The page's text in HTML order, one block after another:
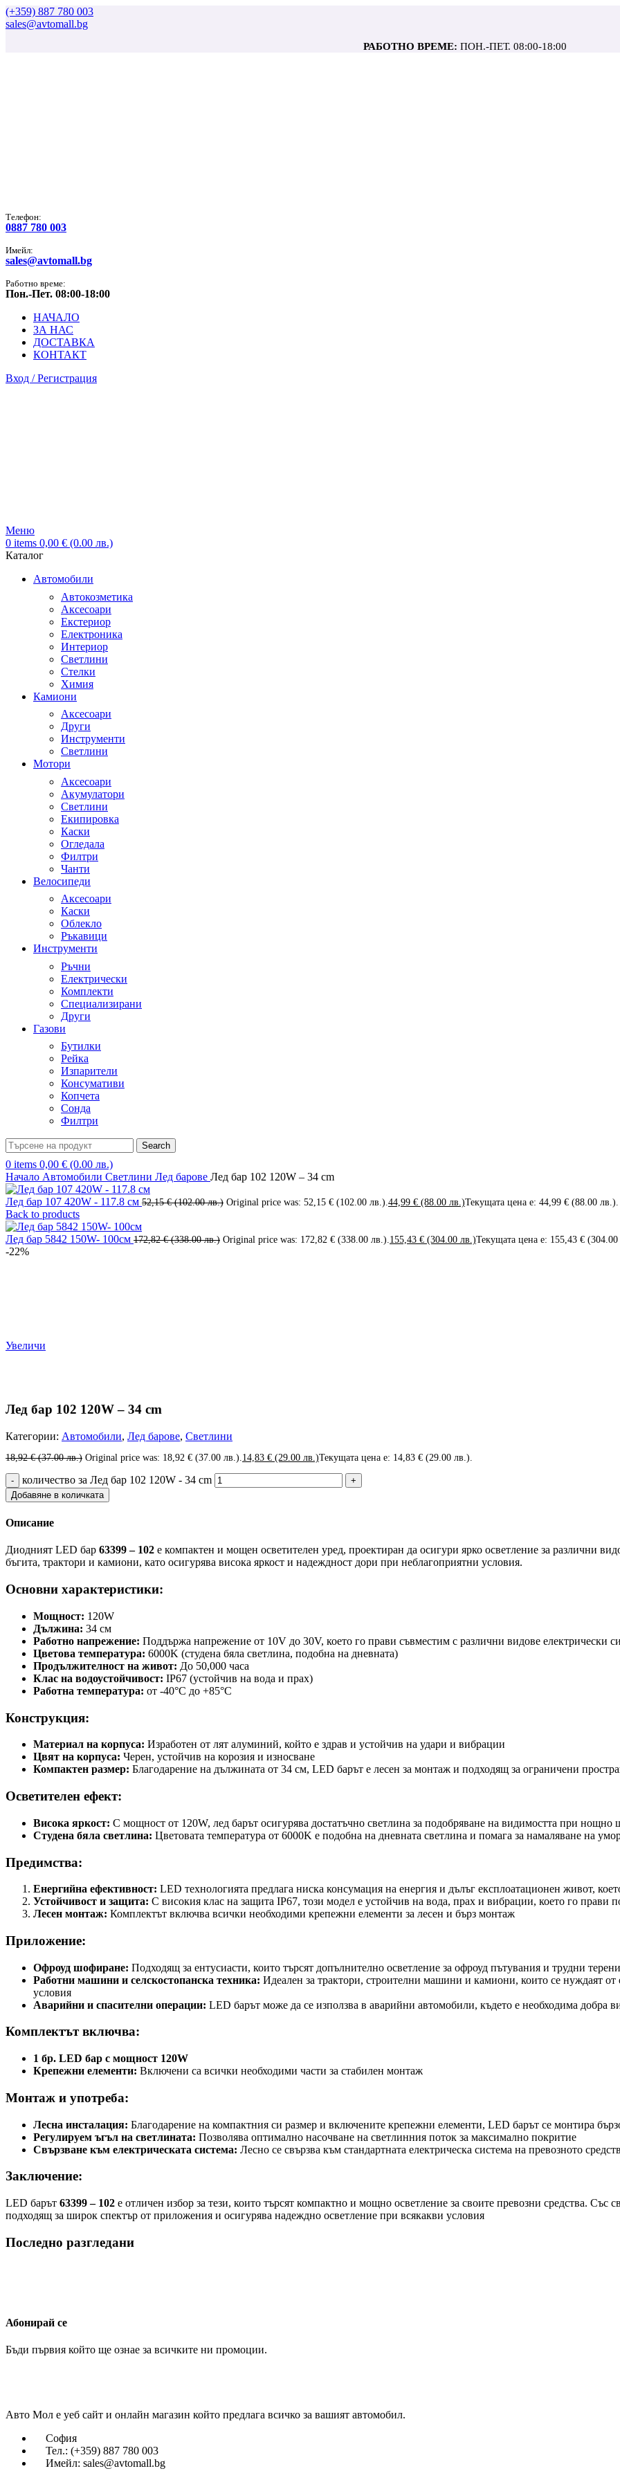
(+359) 887 780 003
sales@avtomall.bg
РАБОТНО ВРЕМЕ: ПОН.-ПЕТ. 08:00-18:00
Tелефон:
0887 780 003
Имейл:
sales@avtomall.bg
Работно време:
Пон.-Пет. 08:00-18:00
НАЧАЛО
ЗА НАС
ДОСТАВКА
КОНТАКТ
Вход / Регистрация
Меню
0 items 0,00 € (0.00 лв.)
Каталог
Автомобили
Автокозметика
Аксесоари
Екстериор
Електроника
Интериор
Светлини
Стелки
Химия
Камиони
Аксесоари
Други
Инструменти
Светлини
Мотори
Аксесоари
Акумулатори
Светлини
Екипировка
Каски
Огледала
Филтри
Чанти
Велосипеди
Аксесоари
Каски
Облекло
Ръкавици
Инструменти
Ръчни
Електрически
Комплекти
Специализирани
Други
Газови
Бутилки
Рейка
Изпарители
Консумативи
Копчета
Сонда
Филтри
Search
0 items 0,00 € (0.00 лв.)
Начало Автомобили Светлини Лед барове Лед бар 102 120W – 34 cm
Лед бар 107 420W - 117.8 см 52,15€ (102.00 лв.) Original price was: 52,15 € (102.00 лв.). 44,99 € (88.00 лв.)Текущата цена е: 44,99 € (88.00 лв.).
Back to products
Лед бар 5842 150W- 100см 172,82€ (338.00 лв.) Original price was: 172,82 € (338.00 лв.). 155,43 € (304.00 лв.)Текущата цена е: 155,43 € (304.00
-22%
Увеличи
Лед бар 102 120W – 34 cm
Категории: Автомобили, Лед барове, Светлини
18,92€ (37.00 лв.) Original price was: 18,92 € (37.00 лв.). 14,83 € (29.00 лв.)Текущата цена е: 14,83 € (29.00 лв.).
количество за Лед бар 102 120W - 34 cm
Добавяне в количката
Описание
Диодният LED бар 63399 – 102 е компактен и мощен осветителен уред, проектиран да осигури ярко осветление за различни
бъгита, трактори и камиони, като осигурява висока яркост и надеждност дори при неблагоприятни условия.
Основни характеристики:
Мощност: 120W
Дължина: 34 см
Работно напрежение: Поддържа напрежение от 10V до 30V, което го прави съвместим с различни видове електрически
Цветова температура: 6000K (студена бяла светлина, подобна на дневната)
Продължителност на живот: До 50,000 часа
Клас на водоустойчивост: IP67 (устойчив на вода и прах)
Работна температура: от -40°C до +85°C
Конструкция:
Материал на корпуса: Изработен от лят алуминий, който е здрав и устойчив на удари и вибрации
Цвят на корпуса: Черен, устойчив на корозия и износване
Компактен размер: Благодарение на дължината от 34 см, LED барът е лесен за монтаж и подходящ за ограничени
Осветителен ефект:
Висока яркост: С мощност от 120W, лед барът осигурява достатъчно светлина за подобряване на видимостта при
Студена бяла светлина: Цветовата температура от 6000K е подобна на дневната светлина и помага за намаляване на
Предимства:
Енергийна ефективност: LED технологията предлага ниска консумация на енергия и дълъг експлоатационен живот,
Устойчивост и защита: С високия клас на защита IP67, този модел е устойчив на вода, прах и вибрации, което го прави
Лесен монтаж: Комплектът включва всички необходими крепежни елементи за лесен и бърз монтаж
Приложение:
Офроуд шофиране: Подходящ за ентусиасти, които търсят допълнително осветление за офроуд пътувания и трудни терени
Работни машини и селскостопанска техника: Идеален за трактори, строителни машини и камиони, които се нуждаят от
условия
Аварийни и спасителни операции: LED барът може да се използва в аварийни автомобили, където е необходима добра
Комплектът включва:
1 бр. LED бар с мощност 120W
Крепежни елементи: Включени са всички необходими части за стабилен монтаж
Монтаж и употреба:
Лесна инсталация: Благодарение на компактния си размер и включените крепежни елементи, LED барът се монтира
Регулируем ъгъл на светлината: Позволява оптимално насочване на светлинния поток за максимално покритие
Свързване към електрическата система: Лесно се свързва към стандартната електрическа система на превозното
Заключение:
LED барът 63399 – 102 е отличен избор за тези, които търсят компактно и мощно осветление за своите превозни средства.
подходящ за широк спектър от приложения и осигурява надеждно осветление при всякакви условия
Последно разгледани
Абонирай се
Бъди първия който ще ознае за всичките ни промоции.
Авто Мол е уеб сайт и онлайн магазин който предлага всичко за вашият автомобил.
София
Тел.: (+359) 887 780 003
Имейл: sales@avtomall.bg